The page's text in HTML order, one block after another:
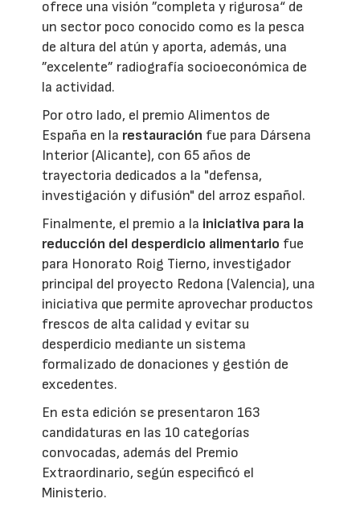
ofrece una visión ”completa y rigurosa“ de
un sector poco conocido como es la pesca
de altura del atún y aporta, además, una
”excelente” radiografía socioeconómica de
la actividad.
Por otro lado, el premio Alimentos de
España en la restauración fue para Dársena
Interior (Alicante), con 65 años de
trayectoria dedicados a la "defensa,
investigación y difusión" del arroz español.
Finalmente, el premio a la iniciativa para la
reducción del desperdicio alimentario fue
para Honorato Roig Tierno, investigador
principal del proyecto Redona (Valencia), una
iniciativa que permite aprovechar productos
frescos de alta calidad y evitar su
desperdicio mediante un sistema
formalizado de donaciones y gestión de
excedentes.
En esta edición se presentaron 163
candidaturas en las 10 categorías
convocadas, además del Premio
Extraordinario, según especificó el
Ministerio.